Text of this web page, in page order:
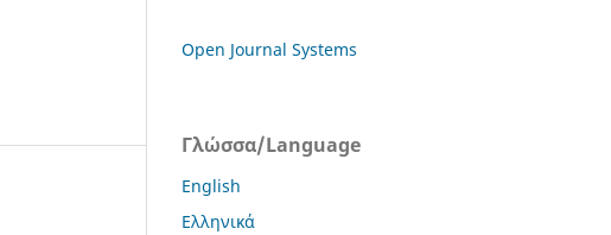
Open Journal Systems
Γλώσσα/Language
English
Ελληνικά